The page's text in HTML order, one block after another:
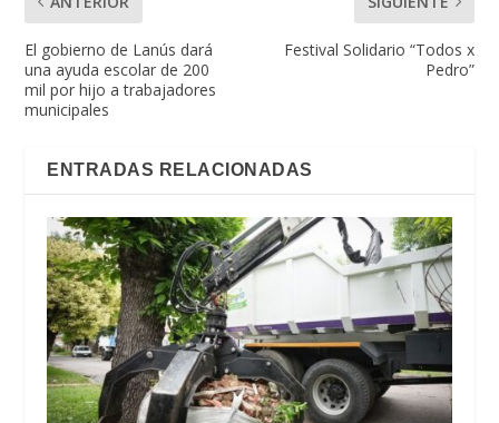
El gobierno de Lanús dará
una ayuda escolar de 200
mil por hijo a trabajadores
municipales
Festival Solidario “Todos x
Pedro”
ENTRADAS RELACIONADAS